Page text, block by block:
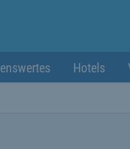
Hotels